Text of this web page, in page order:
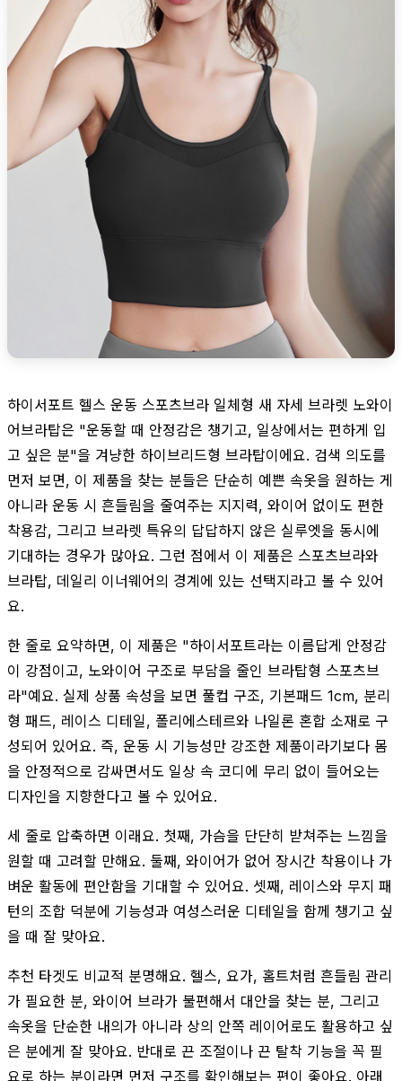
하이서포트 헬스 운동 스포츠브라 일체형 새 자세 브라렛 노와이
어브라탑은 "운동할 때 안정감은 챙기고, 일상에서는 편하게 입
고 싶은 분"을 겨냥한 하이브리드형 브라탑이에요. 검색 의도를
먼저 보면, 이 제품을 찾는 분들은 단순히 예쁜 속옷을 원하는 게
아니라 운동 시 흔들림을 줄여주는 지지력, 와이어 없이도 편한
착용감, 그리고 브라렛 특유의 답답하지 않은 실루엣을 동시에
기대하는 경우가 많아요. 그런 점에서 이 제품은 스포츠브라와
브라탑, 데일리 이너웨어의 경계에 있는 선택지라고 볼 수 있어
요.
한 줄로 요약하면, 이 제품은 "하이서포트라는 이름답게 안정감
이 강점이고, 노와이어 구조로 부담을 줄인 브라탑형 스포츠브
라"예요. 실제 상품 속성을 보면 풀컵 구조, 기본패드 1cm, 분리
형 패드, 레이스 디테일, 폴리에스테르와 나일론 혼합 소재로 구
성되어 있어요. 즉, 운동 시 기능성만 강조한 제품이라기보다 몸
을 안정적으로 감싸면서도 일상 속 코디에 무리 없이 들어오는
디자인을 지향한다고 볼 수 있어요.
세 줄로 압축하면 이래요. 첫째, 가슴을 단단히 받쳐주는 느낌을
원할 때 고려할 만해요. 둘째, 와이어가 없어 장시간 착용이나 가
벼운 활동에 편안함을 기대할 수 있어요. 셋째, 레이스와 무지 패
턴의 조합 덕분에 기능성과 여성스러운 디테일을 함께 챙기고 싶
을 때 잘 맞아요.
추천 타겟도 비교적 분명해요. 헬스, 요가, 홈트처럼 흔들림 관리
가 필요한 분, 와이어 브라가 불편해서 대안을 찾는 분, 그리고
속옷을 단순한 내의가 아니라 상의 안쪽 레이어로도 활용하고 싶
은 분에게 잘 맞아요. 반대로 끈 조절이나 끈 탈착 기능을 꼭 필
요로 하는 분이라면 먼저 구조를 확인해보는 편이 좋아요. 아래